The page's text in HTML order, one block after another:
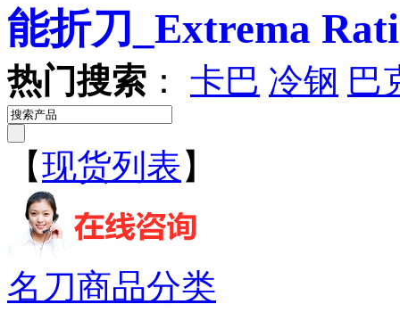
热门搜索 ： 卡巴 冷钢 巴
【现货列表 】
名刀商品分类